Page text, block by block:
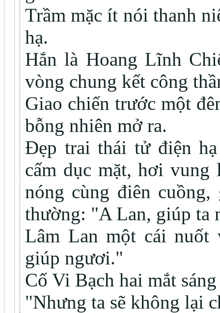
Trầm mặc ít nói thanh
hạ.
Hắn là Hoang Lĩnh
vòng chung kết công
Giao chiến trước một
bỗng nhiên mở ra.
Đẹp trai thái tử điện
cấm dục mặt, hơi vung
nóng cùng điên
thường: "A Lan, giúp ta
Lâm Lan một cái nuốt
giúp ngươi."
Cố Vi Bạch hai mắt
"Nhưng ta sẽ không lại